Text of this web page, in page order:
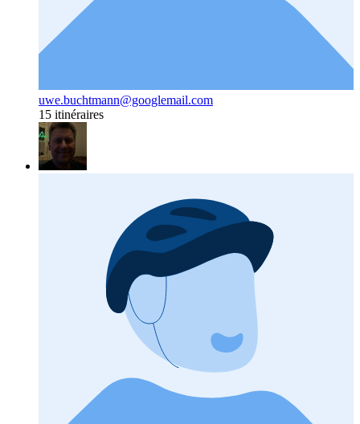
uwe.buchtmann@googlemail.com
15 itinéraires